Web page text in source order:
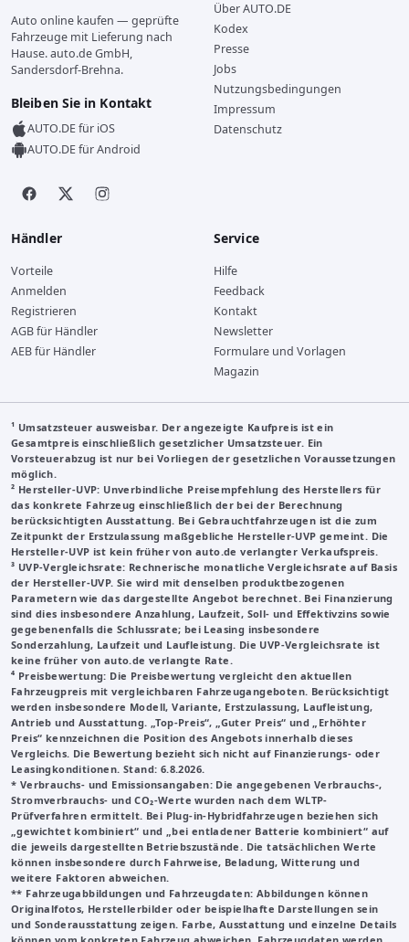
Auto online kaufen — geprüfte
Fahrzeuge mit Lieferung nach
Hause. auto.de GmbH,
Sandersdorf-Brehna.
Bleiben Sie in Kontakt
AUTO.DE für iOS
AUTO.DE für Android
Über AUTO.DE
Kodex
Presse
Jobs
Nutzungsbedingungen
Impressum
Datenschutz
Händler
Vorteile
Anmelden
Registrieren
AGB für Händler
AEB für Händler
Service
Hilfe
Feedback
Kontakt
Newsletter
Formulare und Vorlagen
Magazin
¹ Umsatzsteuer ausweisbar. Der angezeigte Kaufpreis ist ein
Gesamtpreis einschließlich gesetzlicher Umsatzsteuer. Ein
Vorsteuerabzug ist nur bei Vorliegen der gesetzlichen Voraussetzungen
möglich.
² Hersteller-UVP: Unverbindliche Preisempfehlung des Herstellers für
das konkrete Fahrzeug einschließlich der bei der Berechnung
berücksichtigten Ausstattung. Bei Gebrauchtfahrzeugen ist die zum
Zeitpunkt der Erstzulassung maßgebliche Hersteller-UVP gemeint. Die
Hersteller-UVP ist kein früher von auto.de verlangter Verkaufspreis.
³ UVP-Vergleichsrate: Rechnerische monatliche Vergleichsrate auf Basis
der Hersteller-UVP. Sie wird mit denselben produktbezogenen
Parametern wie das dargestellte Angebot berechnet. Bei Finanzierung
sind dies insbesondere Anzahlung, Laufzeit, Soll- und Effektivzins sowie
gegebenenfalls die Schlussrate; bei Leasing insbesondere
Sonderzahlung, Laufzeit und Laufleistung. Die UVP-Vergleichsrate ist
keine früher von auto.de verlangte Rate.
⁴ Preisbewertung: Die Preisbewertung vergleicht den aktuellen
Fahrzeugpreis mit vergleichbaren Fahrzeugangeboten. Berücksichtigt
werden insbesondere Modell, Variante, Erstzulassung, Laufleistung,
Antrieb und Ausstattung. „Top-Preis“, „Guter Preis“ und „Erhöhter
Preis“ kennzeichnen die Position des Angebots innerhalb dieses
Vergleichs. Die Bewertung bezieht sich nicht auf Finanzierungs- oder
Leasingkonditionen. Stand: 6.8.2026.
* Verbrauchs- und Emissionsangaben: Die angegebenen Verbrauchs-,
Stromverbrauchs- und CO₂-Werte wurden nach dem WLTP-
Prüfverfahren ermittelt. Bei Plug-in-Hybridfahrzeugen beziehen sich
„gewichtet kombiniert“ und „bei entladener Batterie kombiniert“ auf
die jeweils dargestellten Betriebszustände. Die tatsächlichen Werte
können insbesondere durch Fahrweise, Beladung, Witterung und
weitere Faktoren abweichen.
** Fahrzeugabbildungen und Fahrzeugdaten: Abbildungen können
Originalfotos, Herstellerbilder oder beispielhafte Darstellungen sein
und Sonderausstattung zeigen. Farbe, Ausstattung und einzelne Details